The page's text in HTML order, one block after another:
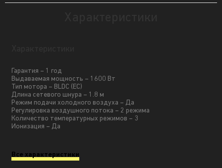
Гарантия – 1 год
Выдаваемая мощность – 1600 Вт
Тип мотора – BLDC (ЕС)
Длина сетевого шнура – 1.8 м
Режим подачи холодного воздуха – Да
Регулировка воздушного потока – 2 режима
Количество температурных режимов – 3
Ионизация – Да
Все характеристики